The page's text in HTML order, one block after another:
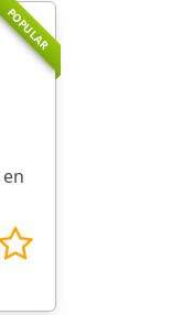
POPULAR